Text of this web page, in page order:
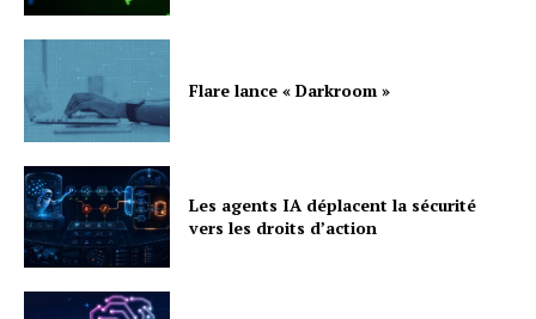
Flare lance « Darkroom »
Les agents IA déplacent la sécurité
vers les droits d’action